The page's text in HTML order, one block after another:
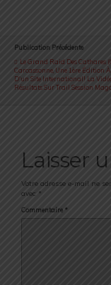
Publication Précédente
Le Grand Raid Des Cathares
Carcassonne, Une 1ère Édition
D'un Site International! La
Résultats Sur Trail Session
Laisser
Votre adresse e-mail ne
avec *
Commentaire *